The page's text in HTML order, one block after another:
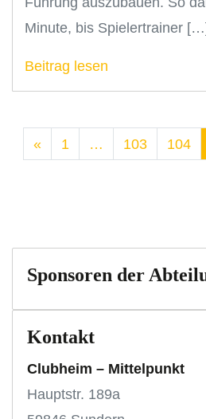
Minute, bis Spielertrainer
Beitrag lesen
« 1 … 103 104
Sponsoren der
Kontakt
Clubheim – Mittelpunkt
Hauptstr. 189a